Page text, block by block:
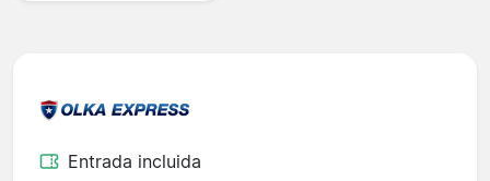
Entrada incluida